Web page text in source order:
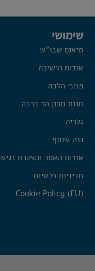
שימושי
תיאום שבו"ש
אודות הישיבה
פניני הלכה
חנות מכון הר ברכה
גלריה
היה שותף
אודות האתר והצהרת
מדיניות פרטיות
Cookie Policy (EU)